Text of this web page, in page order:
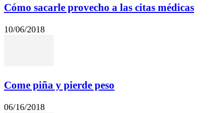
Cómo sacarle provecho a las citas médicas
10/06/2018
Come piña y pierde peso
06/16/2018